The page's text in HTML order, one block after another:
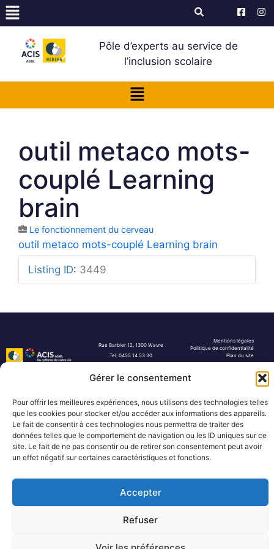
Gérer le consentement
Pour offrir les meilleures expériences, nous utilisons des technologies telles
que les cookies pour stocker et/ou accéder aux informations des appareils.
Le fait de consentir à ces technologies nous permettra de traiter des
données telles que le comportement de navigation ou les ID uniques sur ce
site. Le fait de ne pas consentir ou de retirer son consentement peut avoir
un effet négatif sur certaines caractéristiques et fonctions.
Accepter
Refuser
Pôle d’experts au service de
l’inclusion scolaire
outil metaco mots-
couplé Learning
brain
Le fonctionnement du cerveau
outil metaco mots-couplé Learning brain
Listing ID: 3449
Rue Barbier 12, 1300 Wavre
Tel: 0455 14 53 30
Mentions légales
Politique de confidentialité
Plan du site